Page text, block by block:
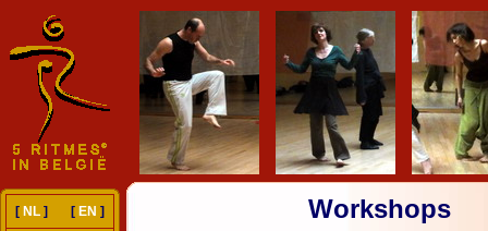
[ NL ] [ EN ] Workshops